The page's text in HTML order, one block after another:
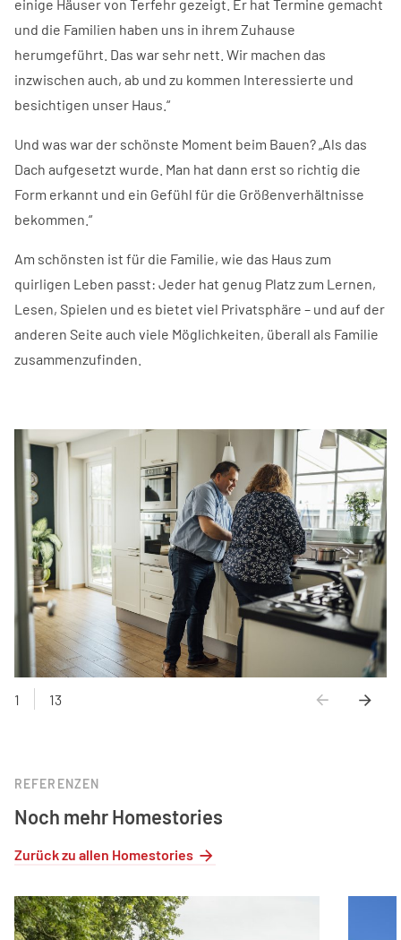
einige Häuser von Terfehr gezeigt. Er hat Termine gemacht
und die Familien haben uns in ihrem Zuhause
herumgeführt. Das war sehr nett. Wir machen das
inzwischen auch, ab und zu kommen Interessierte und
besichtigen unser Haus.“
Und was war der schönste Moment beim Bauen? „Als das
Dach aufgesetzt wurde. Man hat dann erst so richtig die
Form erkannt und ein Gefühl für die Größenverhältnisse
bekommen.“
Am schönsten ist für die Familie, wie das Haus zum
quirligen Leben passt: Jeder hat genug Platz zum Lernen,
Lesen, Spielen und es bietet viel Privatsphäre – und auf der
anderen Seite auch viele Möglichkeiten, überall als Familie
zusammenzufinden.
1 13
REFERENZEN
Noch mehr Homestories
Zurück zu allen Homestories